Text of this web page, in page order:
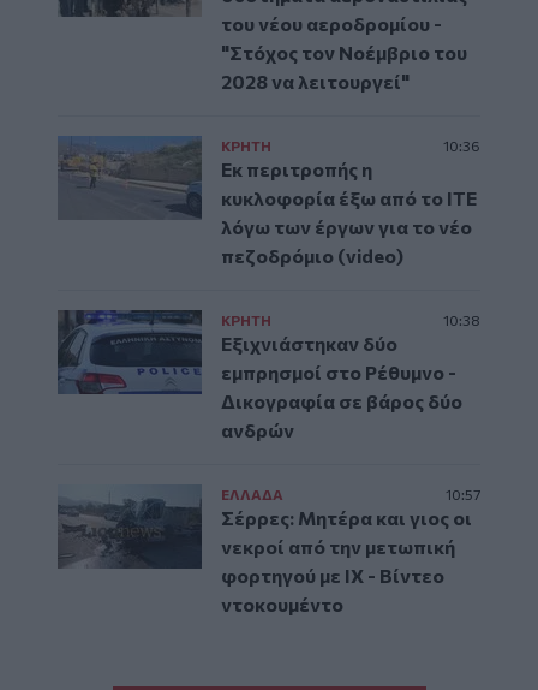
του νέου αεροδρομίου -
"Στόχος τον Νοέμβριο του
2028 να λειτουργεί"
ΚΡΗΤΗ 10:36
Εκ περιτροπής η
κυκλοφορία έξω από το ΙΤΕ
λόγω των έργων για το νέο
πεζοδρόμιο (video)
ΚΡΗΤΗ 10:38
Εξιχνιάστηκαν δύο
εμπρησμοί στο Ρέθυμνο -
Δικογραφία σε βάρος δύο
ανδρών
ΕΛΛAΔΑ 10:57
Σέρρες: Μητέρα και γιος οι
νεκροί από την μετωπική
φορτηγού με ΙΧ - Βίντεο
ντοκουμέντο